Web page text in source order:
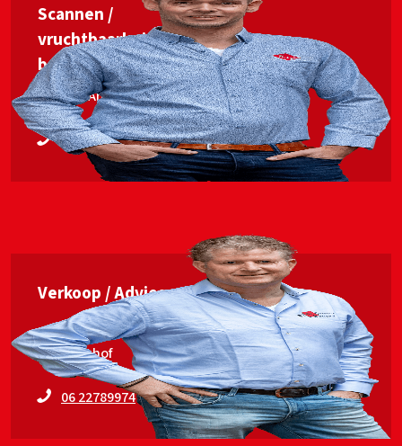
Scannen /
vruchtbaarheids­
begeleiding
Jan van Ankum
06 53563448
Verkoop / Advies
Erwin Elshof
06 22789974